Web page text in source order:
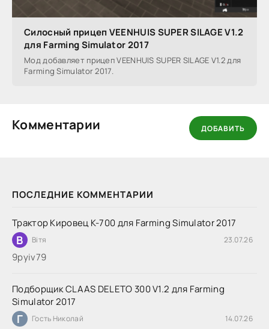
ПОСЛЕДНИЕ КОММЕНТАРИИ
Трактор Кировец К-700 для Farming Simulator 2017
В Вітя 23.07.26
9руіv79
Подборщик CLAAS DELETO 300 V1.2 для Farming
Simulator 2017
Г Гость Николай 14.07.26
Силосный прицеп VEENHUIS SUPER SILAGE V1.2
для Farming Simulator 2017
Мод добавляет прицеп VEENHUIS SUPER SILAGE V1.2 для
Farming Simulator 2017.
Комментарии ДОБАВИТЬ